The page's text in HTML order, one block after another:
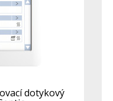
dotykový